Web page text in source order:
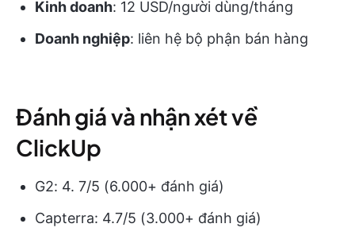
Kinh doanh: 12 USD/người dùng/tháng
Doanh nghiệp: liên hệ bộ phận bán hàng
Đánh giá và nhận xét về
ClickUp
G2: 4. 7/5 (6.000+ đánh giá)
Capterra: 4.7/5 (3.000+ đánh giá)